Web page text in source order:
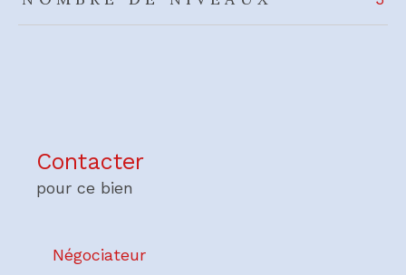
Contacter
pour ce bien
Négociateur